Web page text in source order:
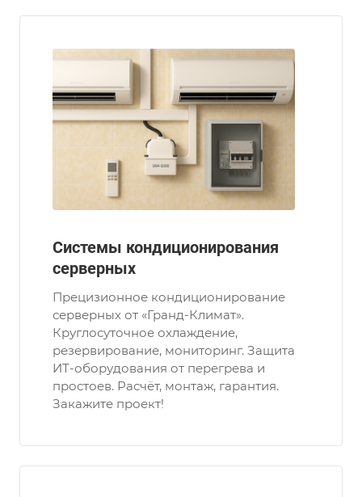
Системы кондиционирования
серверных
Прецизионное кондиционирование
серверных от «Гранд-Климат».
Круглосуточное охлаждение,
резервирование, мониторинг. Защита
ИТ-оборудования от перегрева и
простоев. Расчёт, монтаж, гарантия.
Закажите проект!